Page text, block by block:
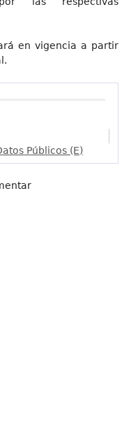
en vigencia a partir
Públicos (E)